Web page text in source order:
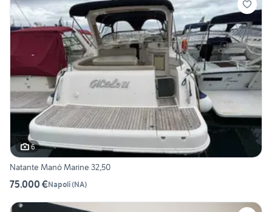
6
Natante Manó Marine 32,50
75.000 €Napoli(NA)